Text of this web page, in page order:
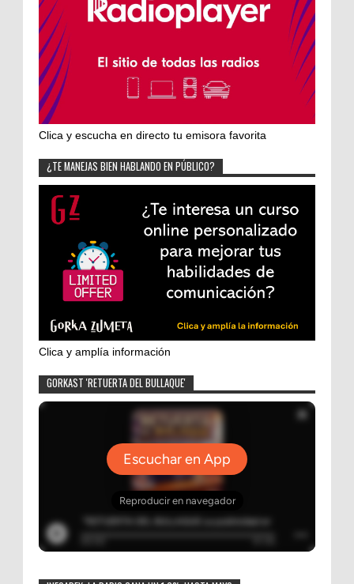
Clica y escucha en directo tu emisora favorita
¿TE MANEJAS BIEN HABLANDO EN PÚBLICO?
Clica y amplía información
GORKAST 'RETUERTA DEL BULLAQUE'